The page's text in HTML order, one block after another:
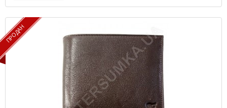
ПРОДАН
ПРОДАН